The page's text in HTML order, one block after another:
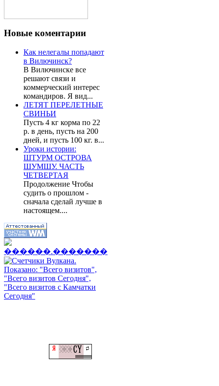
Новые коментарии
Как нелегалы попадают
в Вилючинск?
В Вилючинске все
решают связи и
коммерческий интерес
командиров. Я вид...
ЛЕТЯТ ПЕРЕЛЕТНЫЕ
СВИНЬИ
Пусть 4 кг корма по 22
р. в день, пусть на 200
дней, и пусть 100 кг. в...
Уроки истории:
ШТУРМ ОСТРОВА
ШУМШУ. ЧАСТЬ
ЧЕТВЕРТАЯ
Продолжение Чтобы
судить о прошлом -
сначала сделай лучше в
настоящем....